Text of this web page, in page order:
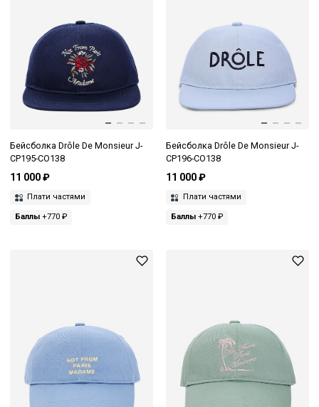
Бейсболка Drôle De Monsieur J-
CP195-CO138
11 000 ₽
Плати частями
Баллы +770 ₽
Бейсболка Drôle De Monsieur J-
CP196-CO138
11 000 ₽
Плати частями
Баллы+770 ₽